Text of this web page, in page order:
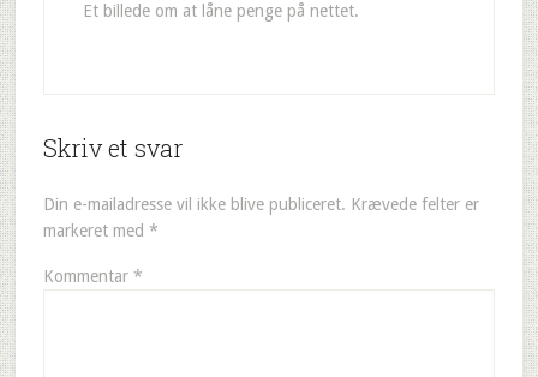
Et billede om at låne penge på nettet.
Skriv et svar
Din e-mailadresse vil ikke blive publiceret. Krævede felter er
markeret med *
Kommentar *